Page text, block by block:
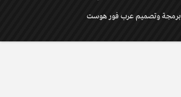
برمجة وتصميم عرب فور هوست